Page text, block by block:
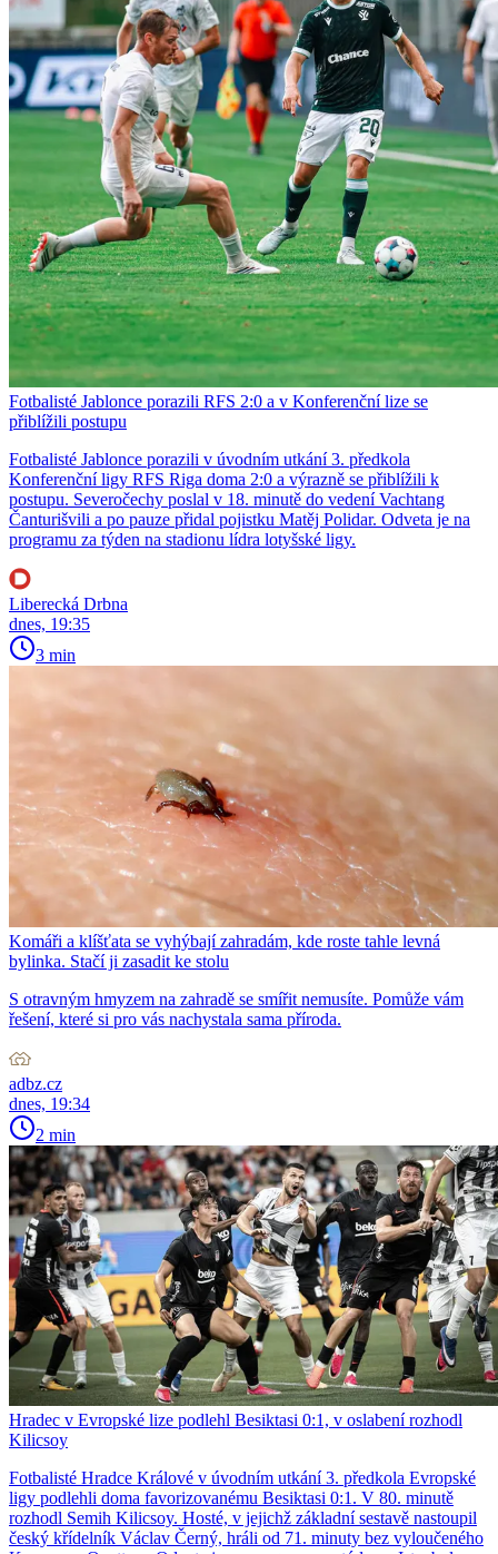
Fotbalisté Jablonce porazili RFS 2:0 a v Konferenční lize se
přiblížili postupu
Fotbalisté Jablonce porazili v úvodním utkání 3. předkola
Konferenční ligy RFS Riga doma 2:0 a výrazně se přiblížili k
postupu. Severočechy poslal v 18. minutě do vedení Vachtang
Čanturišvili a po pauze přidal pojistku Matěj Polidar. Odveta je na
programu za týden na stadionu lídra lotyšské ligy.
Liberecká Drbna
dnes, 19:35
3 min
Komáři a klíšťata se vyhýbají zahradám, kde roste tahle levná
bylinka. Stačí ji zasadit ke stolu
S otravným hmyzem na zahradě se smířit nemusíte. Pomůže vám
řešení, které si pro vás nachystala sama příroda.
adbz.cz
dnes, 19:34
2 min
Hradec v Evropské lize podlehl Besiktasi 0:1, v oslabení rozhodl
Kilicsoy
Fotbalisté Hradce Králové v úvodním utkání 3. předkola Evropské
ligy podlehli doma favorizovanému Besiktasi 0:1. V 80. minutě
rozhodl Semih Kilicsoy. Hosté, v jejichž základní sestavě nastoupil
český křídelník Václav Černý, hráli od 71. minuty bez vyloučeného